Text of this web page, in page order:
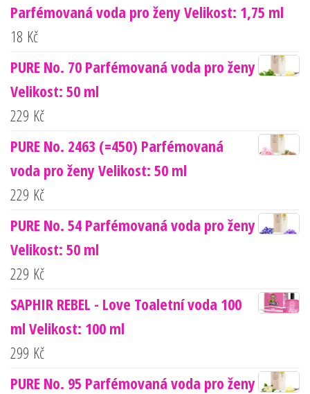
Parfémovaná voda pro ženy Velikost: 1,75 ml
18 Kč
PURE No. 70 Parfémovaná voda pro ženy
Velikost: 50 ml
229 Kč
PURE No. 2463 (=450) Parfémovaná
voda pro ženy Velikost: 50 ml
229 Kč
PURE No. 54 Parfémovaná voda pro ženy
Velikost: 50 ml
229 Kč
SAPHIR REBEL - Love Toaletní voda 100
ml Velikost: 100 ml
299 Kč
PURE No. 95 Parfémovaná voda pro ženy